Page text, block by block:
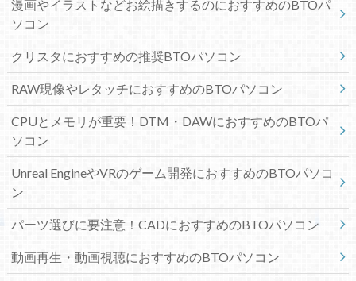
漫画やイラストなどお絵描きするのにおすすめのBTOパ
ソコン
クリスタにおすすめの推奨BTOパソコン
RAW現像やレタッチにおすすめのBTOパソコン
CPUとメモリが重要！DTM・DAWにおすすめのBTOパ
ソコン
Unreal EngineやVRのゲーム開発におすすめのBTOパソコ
ン
パーツ選びに要注意！CADにおすすめのBTOパソコン
動画再生・動画視聴におすすめのBTOパソコン